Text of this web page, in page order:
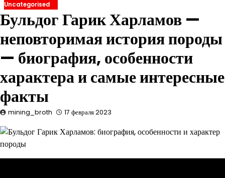
Uncategorised
Бульдог Гарик Харламов —
неповторимая история породы
— биография, особенности
характера и самые интересные
факты
mining_broth 17 февраля 2023